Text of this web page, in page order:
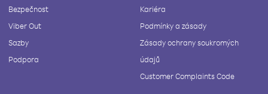
Bezpečnost
Viber Out
Sazby
Podpora
Kariéra
Podmínky a zásady
Zásady ochrany soukromých
údajů
Customer Complaints Code